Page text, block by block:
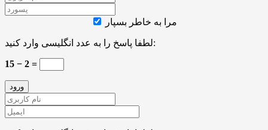
مرا به خاطر بسپار
لطفا پاسخ را به عدد انگلیسی وارد کنید:
15 − 2 =